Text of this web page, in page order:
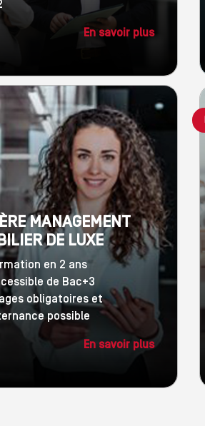
En savoir plus
MANAGEMENT
DE LUXE
en 2 ans
de Bac+3
obligatoires et
possible
En savoir plus